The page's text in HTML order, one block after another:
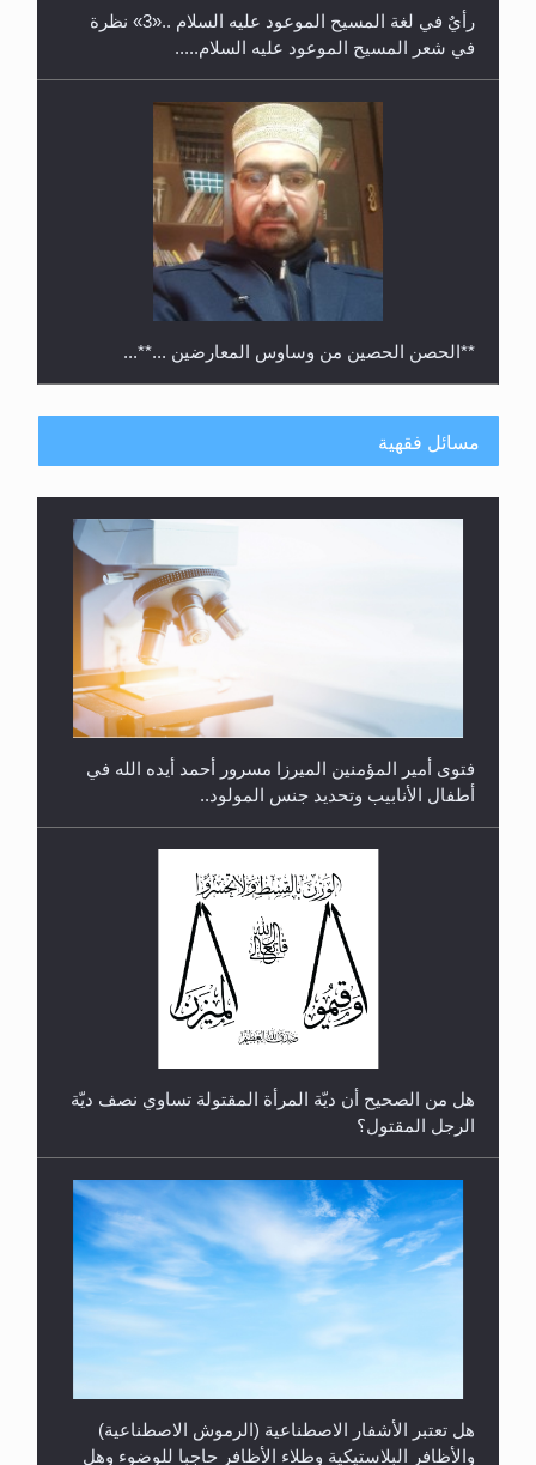
في شعر المسيح الموعود عليه السلام.....
**الحصن الحصين من وساوس المعارضين ...**...
رأيٌ في لغة المسيح الموعود عليه السلام.. 4...
مسائل فقهية
فتوى أمير المؤمنين الميرزا مسرور أحمد أيده الله في
أطفال الأنابيب وتحديد جنس المولود..
الرجل المقتول؟
والأظافر البلاستيكية وطلاء الأظافر حاجبا للوضوء وهل
يُسمح الصلاة بها؟